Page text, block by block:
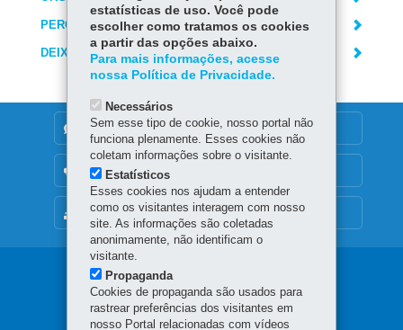
PERGUNTAS FREQUENTES
DEIXE SUA OPINIÃO
MAPA DO SITE
DENUNCIE CORRUPÇÃO
OUVIDORIA
Navegação
principal
estatísticas de uso. Você pode
escolher como tratamos os cookies
a partir das opções abaixo.
Para mais informações, acesse
nossa Política de Privacidade.
Necessários
Sem esse tipo de cookie, nosso portal não
funciona plenamente. Esses cookies não
coletam informações sobre o visitante.
Estatísticos
Esses cookies nos ajudam a entender
como os visitantes interagem com nosso
site. As informações são coletadas
anonimamente, não identificam o
visitante.
Propaganda
Cookies de propaganda são usados para
rastrear preferências dos visitantes em
nosso Portal relacionadas com vídeos